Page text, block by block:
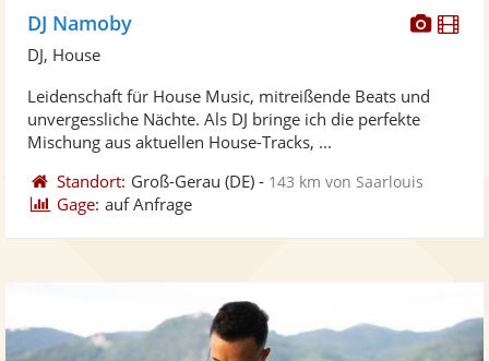
DJ Namoby
DJ, House
Leidenschaft für House Music, mitreißende Beats und
unvergessliche Nächte. Als DJ bringe ich die perfekte
Mischung aus aktuellen House-Tracks, ...
Standort: Groß-Gerau (DE) - 143 km von Saarlouis
Gage: auf Anfrage